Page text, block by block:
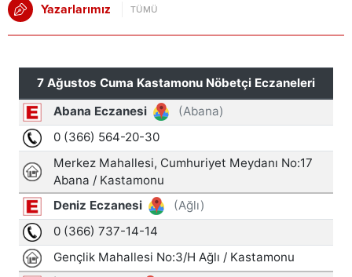
Yazarlarımız TÜMÜ